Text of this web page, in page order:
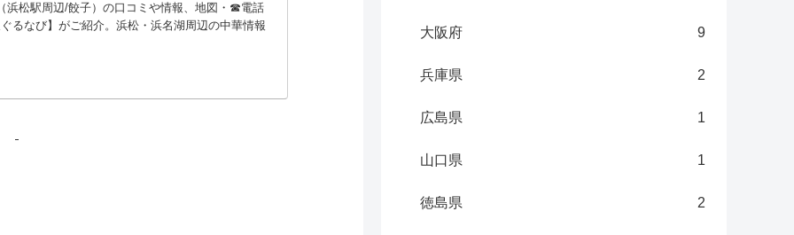
浜松駅周辺/餃子）の口コミや情報、地図・☎電話
るなび】がご紹介。浜松・浜名湖周辺の中華情報
大阪府 9
兵庫県 2
広島県 1
山口県 1
徳島県 2